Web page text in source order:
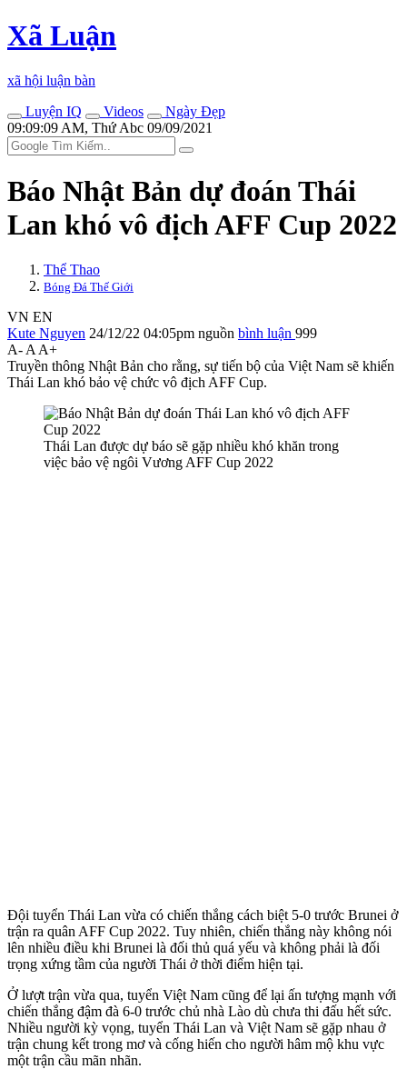
Xã Luận
xã hội luận bàn
Luyện IQ
Videos
Ngày Đẹp
09:09:09 AM, Thứ Abc 09/09/2021
Báo Nhật Bản dự đoán Thái
Lan khó vô địch AFF Cup 2022
Thể Thao
Bóng Đá Thế Giới
VN EN
Kute Nguyen 24/12/22 04:05pm nguồn bình luận 999
A- A A+
Truyền thông Nhật Bản cho rằng, sự tiến bộ của Việt Nam sẽ khiến
Thái Lan khó bảo vệ chức vô địch AFF Cup.
Thái Lan được dự báo sẽ gặp nhiều khó khăn trong
việc bảo vệ ngôi Vương AFF Cup 2022
Đội tuyển Thái Lan vừa có chiến thắng cách biệt 5-0 trước Brunei ở
trận ra quân AFF Cup 2022. Tuy nhiên, chiến thắng này không nói
lên nhiều điều khi Brunei là đối thủ quá yếu và không phải là đối
trọng xứng tầm của người Thái ở thời điểm hiện tại.
Ở lượt trận vừa qua, tuyển Việt Nam cũng để lại ấn tượng mạnh với
chiến thắng đậm đà 6-0 trước chủ nhà Lào dù chưa thi đấu hết sức.
Nhiều người kỳ vọng, tuyển Thái Lan và Việt Nam sẽ gặp nhau ở
trận chung kết trong mơ và cống hiến cho người hâm mộ khu vực
một trận cầu mãn nhãn.